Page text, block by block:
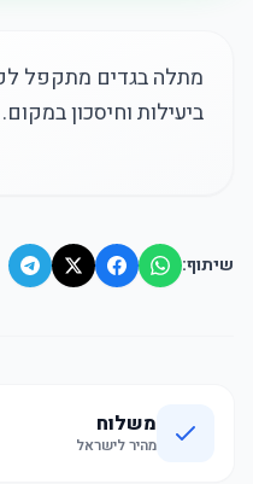
מתלה בגדים מתקפל
ביעילות וחיסכון במקום.
שיתוף:
משלוח
מהיר לישראל